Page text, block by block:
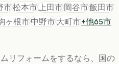
市松本市上田市岡谷市飯田市
ヶ根市中野市大町市+他65市
リフォームをするなら、国の